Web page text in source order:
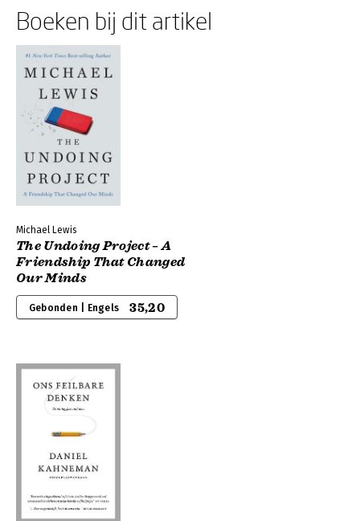
Boeken bij dit artikel
Michael Lewis
The Undoing Project – A
Friendship That Changed
Our Minds
Gebonden | Engels 35,20